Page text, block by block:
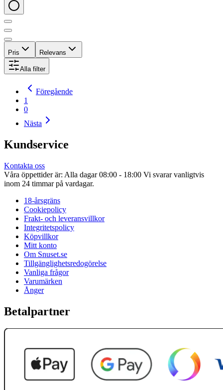
Pris Relevans
Alla filter
Föregående
1
0
Nästa
Kundservice
Kontakta oss
Våra öppettider är: Alla dagar 08:00 - 18:00 Vi svarar vanligtvis
inom 24 timmar på vardagar.
18-årsgräns
Cookiepolicy
Frakt- och leveransvillkor
Integritetspolicy
Köpvillkor
Mitt konto
Om Snuset.se
Tillgänglighetsredogörelse
Vanliga frågor
Varumärken
Ånger
Betalpartner